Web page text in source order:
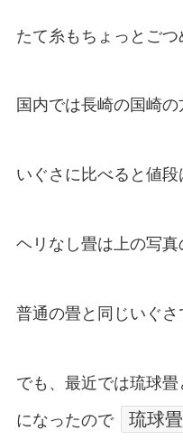
たて糸もちょっとご
国内では長崎の国崎
いぐさに比べると値段
ヘリなし畳は上の写真
普通の畳と同じいぐさ
でも、最近では琉球
になったので 琉球